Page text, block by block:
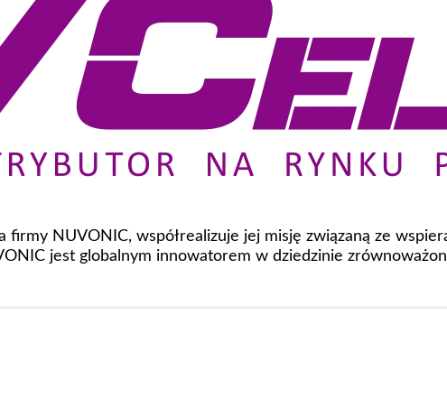
firmy NUVONIC, współrealizuje jej misję związaną ze
jest globalnym innowatorem w dziedzinie